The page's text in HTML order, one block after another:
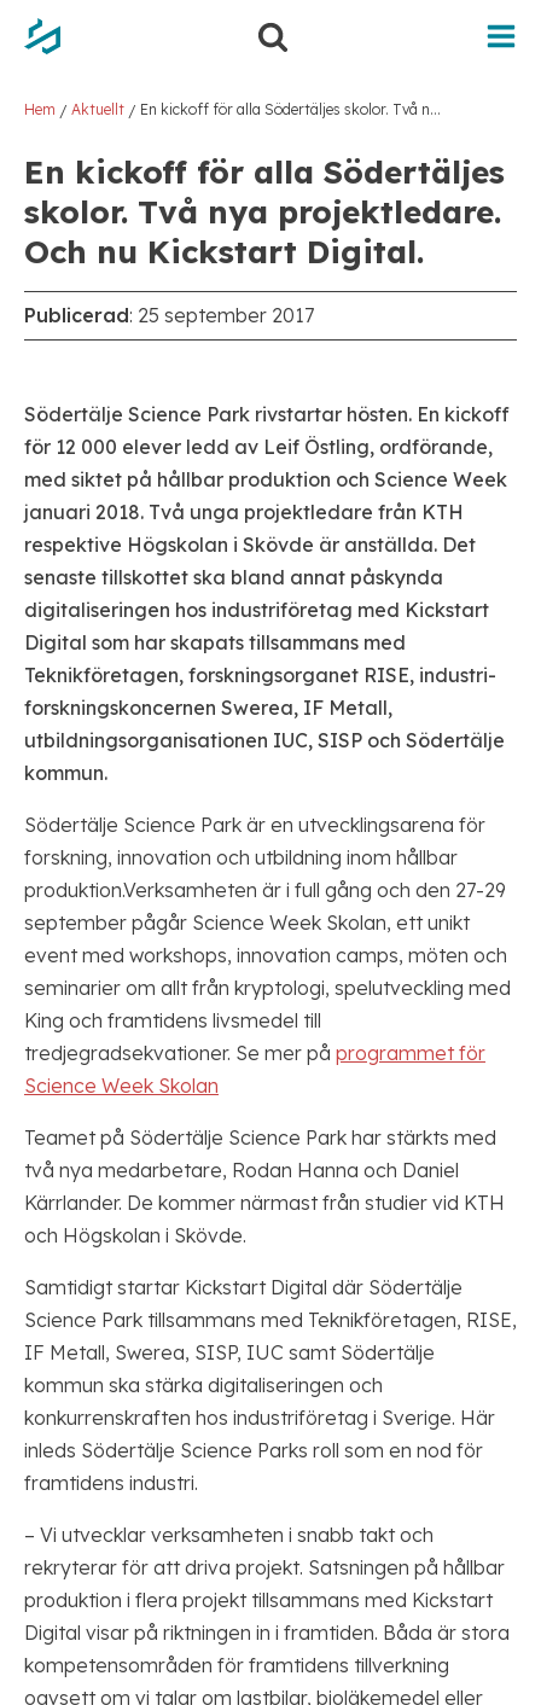
Hem / Aktuellt / En kickoff för alla Södertäljes skolor. Två nya projektledare. Och nu Kickstart Digital.
En kickoff för alla Södertäljes
skolor. Två nya projektledare.
Och nu Kickstart Digital.
Publicerad: 25 september 2017
Södertälje Science Park rivstartar hösten. En kickoff
för 12 000 elever ledd av Leif Östling, ordförande,
med siktet på hållbar produktion och Science Week
januari 2018. Två unga projektledare från KTH
respektive Högskolan i Skövde är anställda. Det
senaste tillskottet ska bland annat påskynda
digitaliseringen hos industriföretag med Kickstart
Digital som har skapats tillsammans med
Teknikföretagen, forskningsorganet RISE, industri­
forsk­nings­koncernen Swerea, IF Metall,
utbildningsorganisationen IUC, SISP och Södertälje
kommun.
Södertälje Science Park är en utvecklingsarena för
forskning, innovation och utbildning inom hållbar
produktion.Verksamheten är i full gång och den 27-29
september pågår Science Week Skolan, ett unikt
event med workshops, innovation camps, möten och
seminarier om allt från kryptologi, spelutveckling med
King och framtidens livsmedel till
tredjegradsekvationer. Se mer på programmet för
Science Week Skolan
Teamet på Södertälje Science Park har stärkts med
två nya medarbetare, Rodan Hanna och Daniel
Kärrlander. De kommer närmast från studier vid KTH
och Högskolan i Skövde.
Samtidigt startar Kickstart Digital där Södertälje
Science Park tillsammans med Teknikföretagen, RISE,
IF Metall, Swerea, SISP, IUC samt Södertälje
kommun ska stärka digitaliseringen och
konkurrenskraften hos industriföretag i Sverige. Här
inleds Södertälje Science Parks roll som en nod för
framtidens industri.
– Vi utvecklar verksamheten i snabb takt och
rekryterar för att driva projekt. Satsningen på hållbar
produktion i flera projekt tillsammans med Kickstart
Digital visar på riktningen in i framtiden. Båda är stora
kompetensområden för framtidens tillverkning
oavsett om vi talar om lastbilar, bioläkemedel eller